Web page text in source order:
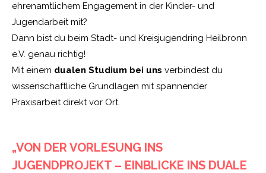
ehrenamtlichem Engagement in der Kinder- und
Jugendarbeit mit?
Dann bist du beim Stadt- und Kreisjugendring Heilbronn
e.V. genau richtig!
Mit einem dualen Studium bei uns verbindest du
wissenschaftliche Grundlagen mit spannender
Praxisarbeit direkt vor Ort.
„VON DER VORLESUNG INS
JUGENDPROJEKT – EINBLICKE INS DUALE